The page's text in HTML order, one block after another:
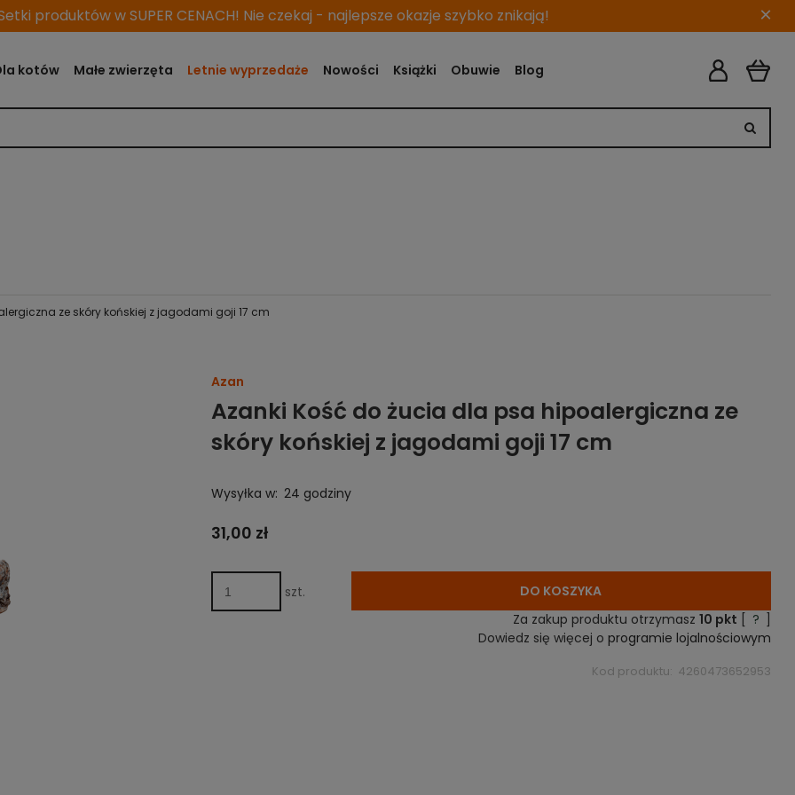
Setki produktów w SUPER CENACH! Nie czekaj - najlepsze okazje szybko znikają! ×
kotów Małe zwierzęta Letnie wyprzedaże Nowości Książki Obuwie Blog
ze skóry końskiej z jagodami goji 17 cm
Azan
Azanki Kość do żucia dla psa hipoalergiczna ze
skóry końskiej z jagodami goji 17 cm
Wysyłka w: 24 godziny
31,00 zł
szt.
DO KOSZYKA
Za zakup produktu otrzymasz10 pkt ?
Dowiedz się więcej oprogramie lojalnościowym
Kod produktu: 4260473652953